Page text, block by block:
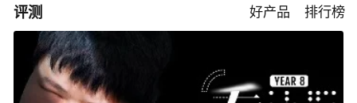
评测 好产品 排行榜